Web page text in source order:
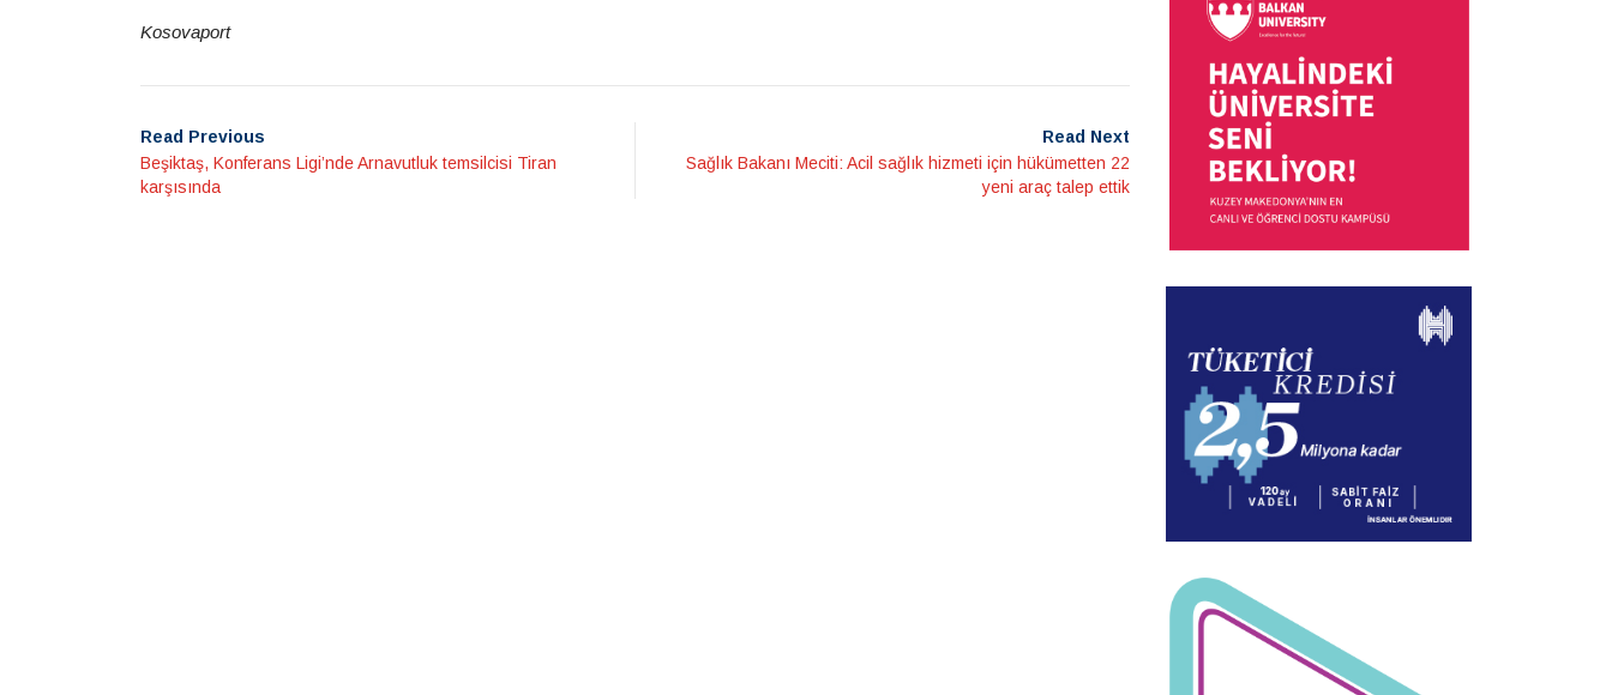
Kosovaport
Read Previous
Beşiktaş, Konferans Ligi’nde Arnavutluk temsilcisi Tiran
karşısında
Read Next
Sağlık Bakanı Meciti: Acil sağlık hizmeti için hükümetten 22
yeni araç talep ettik